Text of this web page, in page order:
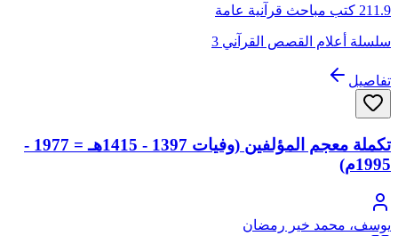
211.9 كتب مباحث قرآنية عامة
سلسلة أعلام القصص القرآني 3
تفاصيل
تكملة معجم المؤلفين (وفيات 1397 - 1415هـ = 1977 -
1995م)
يوسف، محمد خير رمضان